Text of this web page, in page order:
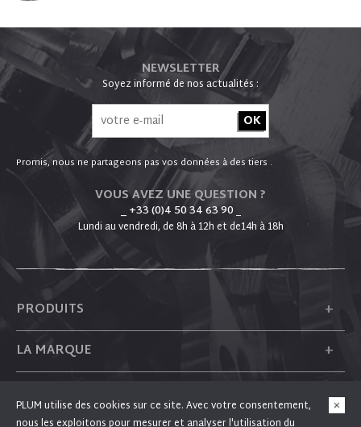
NEWSLETTER
Soyez informé de nos actualités :
Promis, nous ne partageons pas vos données à des tiers .
VOUS AVEZ UNE QUESTION ?
_ +33 (0)4 50 34 63 90_
Lundi au vendredi, de 8h à 12h et de14h à 18h
PRODUITS +
LA MARQUE +
+
PLUM utilise des cookies sur ce site. Avec votre consentement,